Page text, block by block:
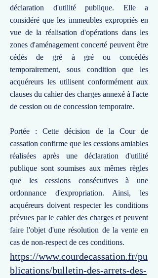
déclaration d'utilité publique. Elle a
considéré que les immeubles expropriés en
vue de la réalisation d'opérations dans les
zones d'aménagement concerté peuvent être
cédés de gré à gré ou concédés
temporairement, sous condition que les
acquéreurs les utilisent conformément aux
clauses du cahier des charges annexé à l'acte
de cession ou de concession temporaire.
Portée : Cette décision de la Cour de
cassation confirme que les cessions amiables
réalisées après une déclaration d'utilité
publique sont soumises aux mêmes règles
que les cessions consécutives à une
ordonnance d'expropriation. Ainsi, les
acquéreurs doivent respecter les conditions
prévues par le cahier des charges et peuvent
faire l'objet d'une résolution de la vente en
cas de non-respect de ces conditions.
https://www.courdecassation.fr/pu
blications/bulletin-des-arrets-des-